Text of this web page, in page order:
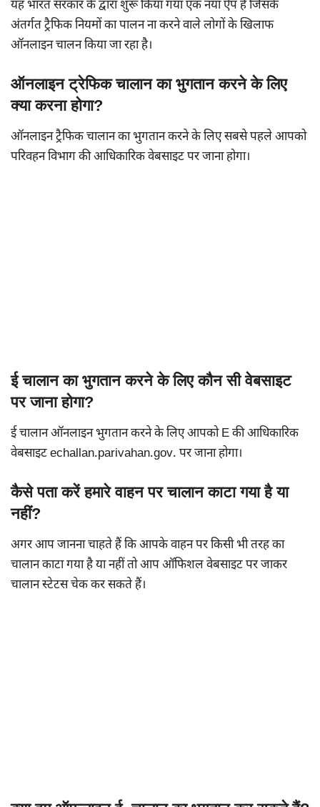
यह भारत सरकार के द्वारा शुरू किया गया एक नया ऐप है जिसके
अंतर्गत ट्रैफिक नियमों का पालन ना करने वाले लोगों के खिलाफ
ऑनलाइन चालन किया जा रहा है।
ऑनलाइन ट्रेफिक चालान का भुगतान करने के लिए
क्या करना होगा?
ऑनलाइन ट्रैफिक चालान का भुगतान करने के लिए सबसे पहले आपको
परिवहन विभाग की आधिकारिक वेबसाइट पर जाना होगा।
ई चालान का भुगतान करने के लिए कौन सी वेबसाइट
पर जाना होगा?
ई चालान ऑनलाइन भुगतान करने के लिए आपको E की आधिकारिक
वेबसाइट echallan.parivahan.gov. पर जाना होगा।
कैसे पता करें हमारे वाहन पर चालान काटा गया है या
नहीं?
अगर आप जानना चाहते हैं कि आपके वाहन पर किसी भी तरह का
चालान काटा गया है या नहीं तो आप ऑफिशल वेबसाइट पर जाकर
चालान स्टेटस चेक कर सकते हैं।